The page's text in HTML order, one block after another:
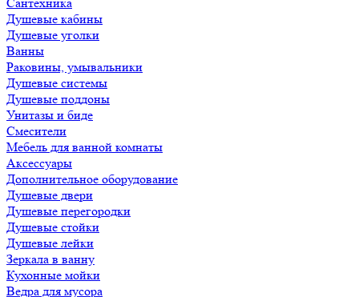
Душевые кабины
Душевые уголки
Ванны
Раковины, умывальники
Душевые системы
Душевые поддоны
Унитазы и биде
Смесители
Мебель для ванной комнаты
Аксессуары
Дополнительное оборудование
Душевые двери
Душевые перегородки
Душевые стойки
Душевые лейки
Зеркала в ванну
Кухонные мойки
Ведра для мусора